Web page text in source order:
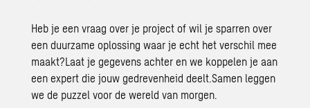
Heb je een vraag over je project of wil je sparren over
een duurzame oplossing waar je echt het verschil mee
maakt?Laat je gegevens achter en we koppelen je aan
een expert die jouw gedrevenheid deelt.Samen leggen
we de puzzel voor de wereld van morgen.